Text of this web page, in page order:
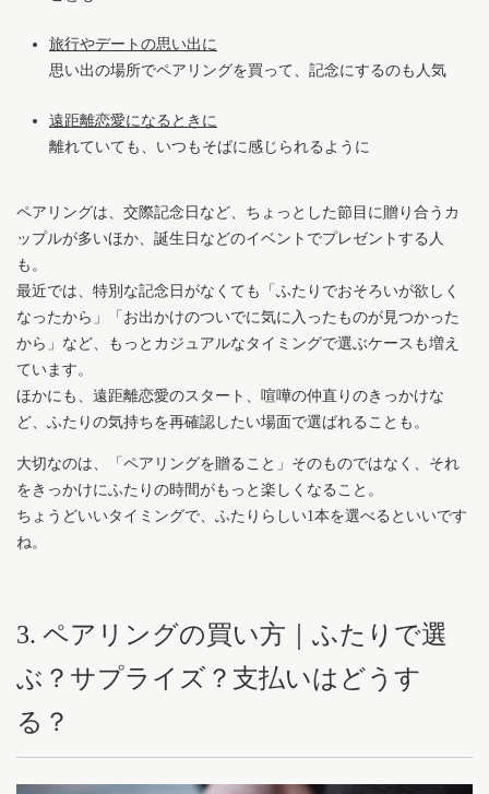
旅行やデートの思い出に
思い出の場所でペアリングを買って、記念にするのも人気
遠距離恋愛になるときに
離れていても、いつもそばに感じられるように
ペアリングは、交際記念日など、ちょっとした節目に贈り合うカ
ップルが多いほか、誕生日などのイベントでプレゼントする人
も。
最近では、特別な記念日がなくても「ふたりでおそろいが欲しく
なったから」「お出かけのついでに気に入ったものが見つかった
から」など、もっとカジュアルなタイミングで選ぶケースも増え
ています。
ほかにも、遠距離恋愛のスタート、喧嘩の仲直りのきっかけな
ど、ふたりの気持ちを再確認したい場面で選ばれることも。
大切なのは、「ペアリングを贈ること」そのものではなく、それ
をきっかけにふたりの時間がもっと楽しくなること。
ちょうどいいタイミングで、ふたりらしい1本を選べるといいです
ね。
3. ペアリングの買い方｜ふたりで選
ぶ？サプライズ？支払いはどうす
る？